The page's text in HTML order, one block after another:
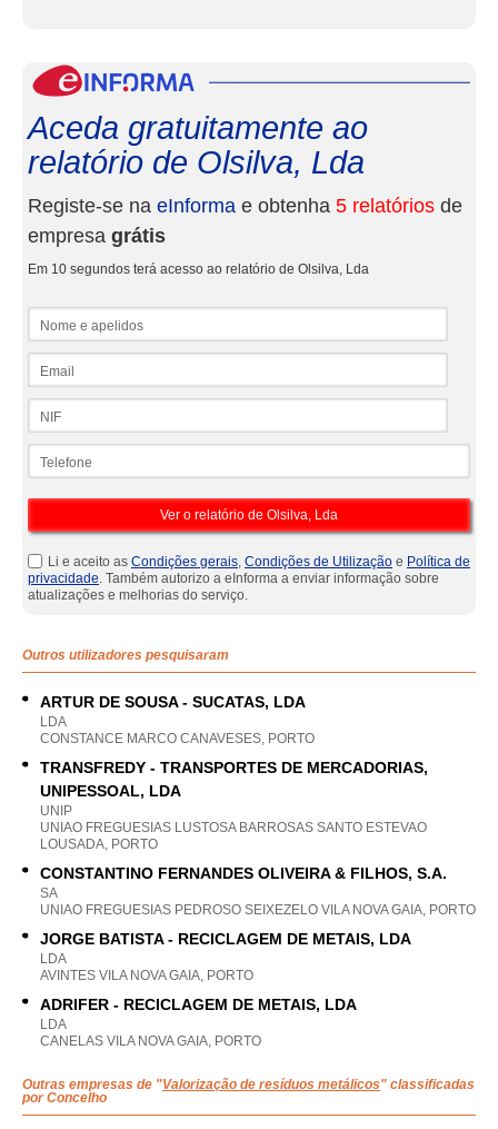
Aceda gratuitamente ao
relatório de Olsilva, Lda
Registe-se na eInforma e obtenha 5 relatórios de
empresa grátis
Em 10 segundos terá acesso ao relatório de Olsilva, Lda
Li e aceito as Condições gerais, Condições de Utilização e Política de
privacidade. Também autorizo a eInforma a enviar informação sobre
atualizações e melhorias do serviço.
Outros utilizadores pesquisaram
ARTUR DE SOUSA - SUCATAS, LDA
LDA
CONSTANCE MARCO CANAVESES, PORTO
TRANSFREDY - TRANSPORTES DE MERCADORIAS,
UNIPESSOAL, LDA
UNIP
UNIAO FREGUESIAS LUSTOSA BARROSAS SANTO ESTEVAO
LOUSADA, PORTO
CONSTANTINO FERNANDES OLIVEIRA & FILHOS, S.A.
SA
UNIAO FREGUESIAS PEDROSO SEIXEZELO VILA NOVA GAIA, PORTO
JORGE BATISTA - RECICLAGEM DE METAIS, LDA
LDA
AVINTES VILA NOVA GAIA, PORTO
ADRIFER - RECICLAGEM DE METAIS, LDA
LDA
CANELAS VILA NOVA GAIA, PORTO
Outras empresas de "Valorização de resíduos metálicos" classificadas
por Concelho